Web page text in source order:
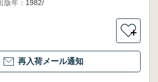
版年： 1982/
＋
再入荷メール通知